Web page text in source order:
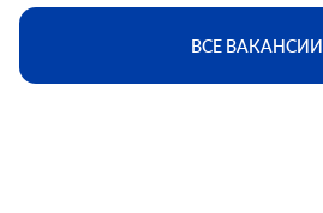
ВСЕ ВАКАНСИИ